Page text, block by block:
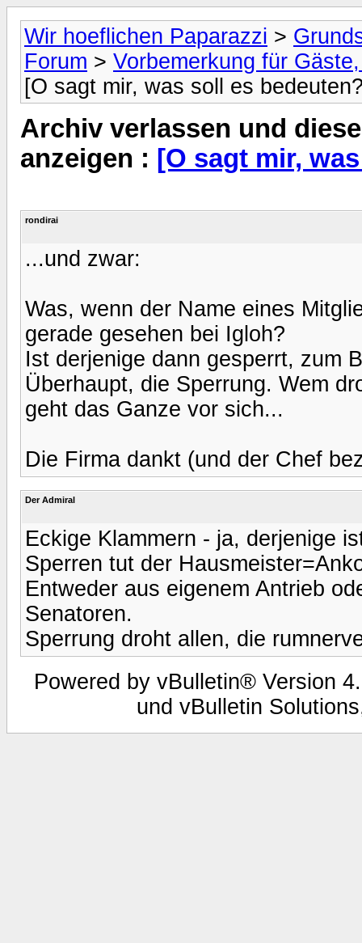
Wir hoeflichen Paparazzi >
Forum > Vorbemerkung für
[O sagt mir, was soll es
Archiv verlassen und
anzeigen : [O sagt mir,
rondirai
...und zwar:
Was, wenn der Name eines
gerade gesehen bei Igloh?
Ist derjenige dann gesperrt, zum
Überhaupt, die Sperrung. Wem
geht das Ganze vor sich...
Die Firma dankt (und der Chef
Der Admiral
Eckige Klammern - ja, derjenige
Sperren tut der
Entweder aus eigenem Antrieb
Senatoren.
Sperrung droht allen, die
Powered by vBulletin® Version
und vBulletin